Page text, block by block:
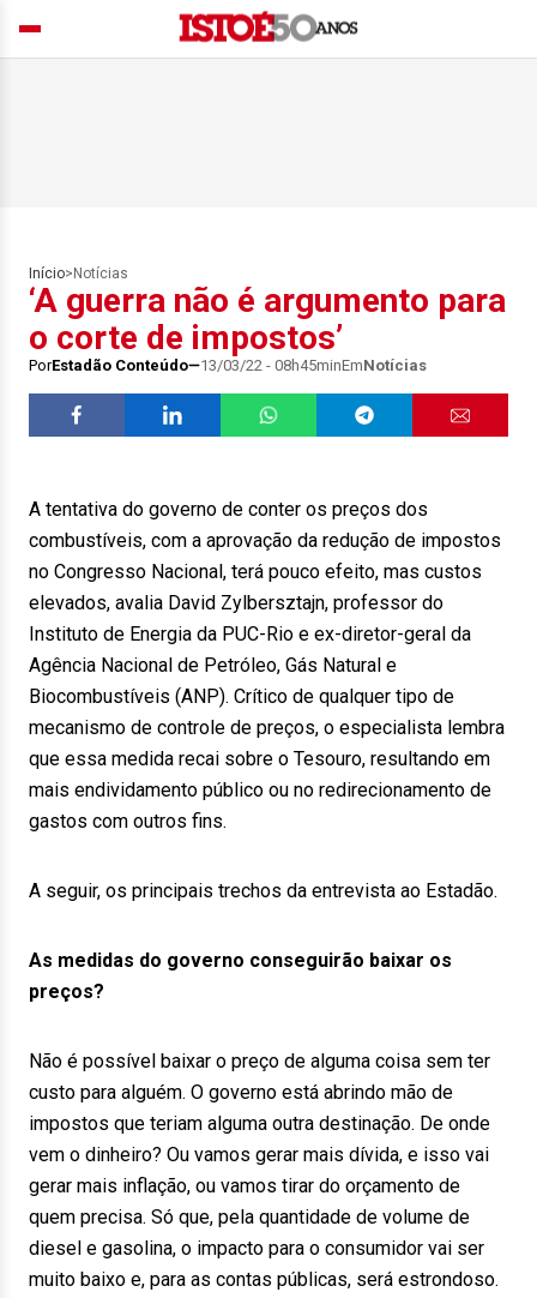
Início> Notícias
‘A guerra não é argumento para
o corte de impostos’
PorEstadão Conteúdo 13/03/22 - 08h45minEmNotícias
A tentativa do governo de conter os preços dos
combustíveis, com a aprovação da redução de impostos
no Congresso Nacional, terá pouco efeito, mas custos
elevados, avalia David Zylbersztajn, professor do
Instituto de Energia da PUC-Rio e ex-diretor-geral da
Agência Nacional de Petróleo, Gás Natural e
Biocombustíveis (ANP). Crítico de qualquer tipo de
mecanismo de controle de preços, o especialista lembra
que essa medida recai sobre o Tesouro, resultando em
mais endividamento público ou no redirecionamento de
gastos com outros fins.
A seguir, os principais trechos da entrevista ao Estadão.
As medidas do governo conseguirão baixar os
preços?
Não é possível baixar o preço de alguma coisa sem ter
custo para alguém. O governo está abrindo mão de
impostos que teriam alguma outra destinação. De onde
vem o dinheiro? Ou vamos gerar mais dívida, e isso vai
gerar mais inflação, ou vamos tirar do orçamento de
quem precisa. Só que, pela quantidade de volume de
diesel e gasolina, o impacto para o consumidor vai ser
muito baixo e, para as contas públicas, será estrondoso.